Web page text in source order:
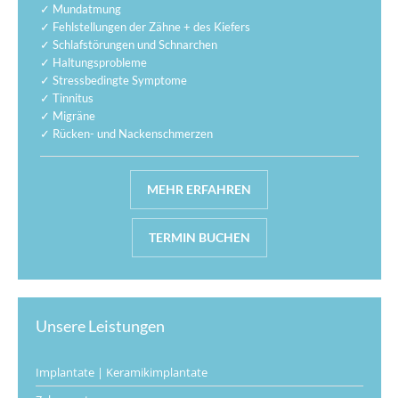
✓ Mundatmung
✓ Fehlstellungen der Zähne + des Kiefers
✓ Schlafstörungen und Schnarchen
✓ Haltungsprobleme
✓ Stressbedingte Symptome
✓ Tinnitus
✓ Migräne
✓ Rücken- und Nackenschmerzen
MEHR ERFAHREN
TERMIN BUCHEN
Unsere Leistungen
Implantate | Keramikimplantate